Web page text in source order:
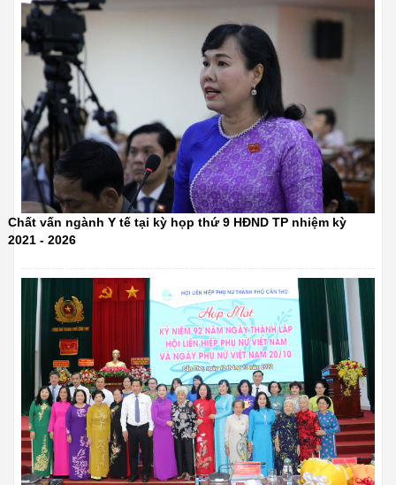
Chất vấn ngành Y tế tại kỳ họp thứ 9 HĐND TP nhiệm kỳ
2021 - 2026